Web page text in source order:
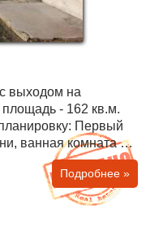
выходом на
- 162 кв.м.
Первый
и лестница на
с туалетом. Дом
и новой
Подробнее »